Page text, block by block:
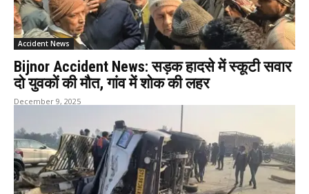
Accident News
Bijnor Accident News: सड़क हादसे में स्कूटी सवार
दो युवकों की मौत, गांव में शोक की लहर
December 9, 2025